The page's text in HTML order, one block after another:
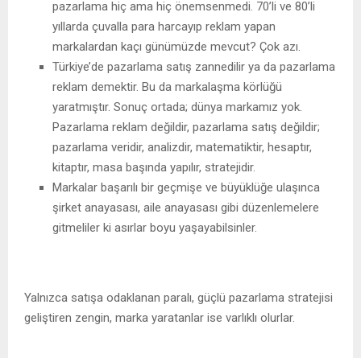
pazarlama hiç ama hiç önemsenmedi. 70’li ve 80’li
yıllarda çuvalla para harcayıp reklam yapan
markalardan kaçı günümüzde mevcut? Çok azı.
Türkiye’de pazarlama satış zannedilir ya da pazarlama
reklam demektir. Bu da markalaşma körlüğü
yaratmıştır. Sonuç ortada; dünya markamız yok.
Pazarlama reklam değildir, pazarlama satış değildir;
pazarlama veridir, analizdir, matematiktir, hesaptır,
kitaptır, masa başında yapılır, stratejidir.
Markalar başarılı bir geçmişe ve büyüklüğe ulaşınca
şirket anayasası, aile anayasası gibi düzenlemelere
gitmeliler ki asırlar boyu yaşayabilsinler.
Yalnızca satışa odaklanan paralı, güçlü pazarlama stratejisi
geliştiren zengin, marka yaratanlar ise varlıklı olurlar.